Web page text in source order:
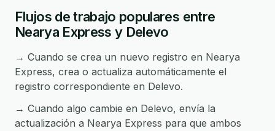
Flujos de trabajo populares entre
Nearya Express y Delevo
→ Cuando se crea un nuevo registro en Nearya
Express, crea o actualiza automáticamente el
registro correspondiente en Delevo.
→ Cuando algo cambie en Delevo, envía la
actualización a Nearya Express para que ambos